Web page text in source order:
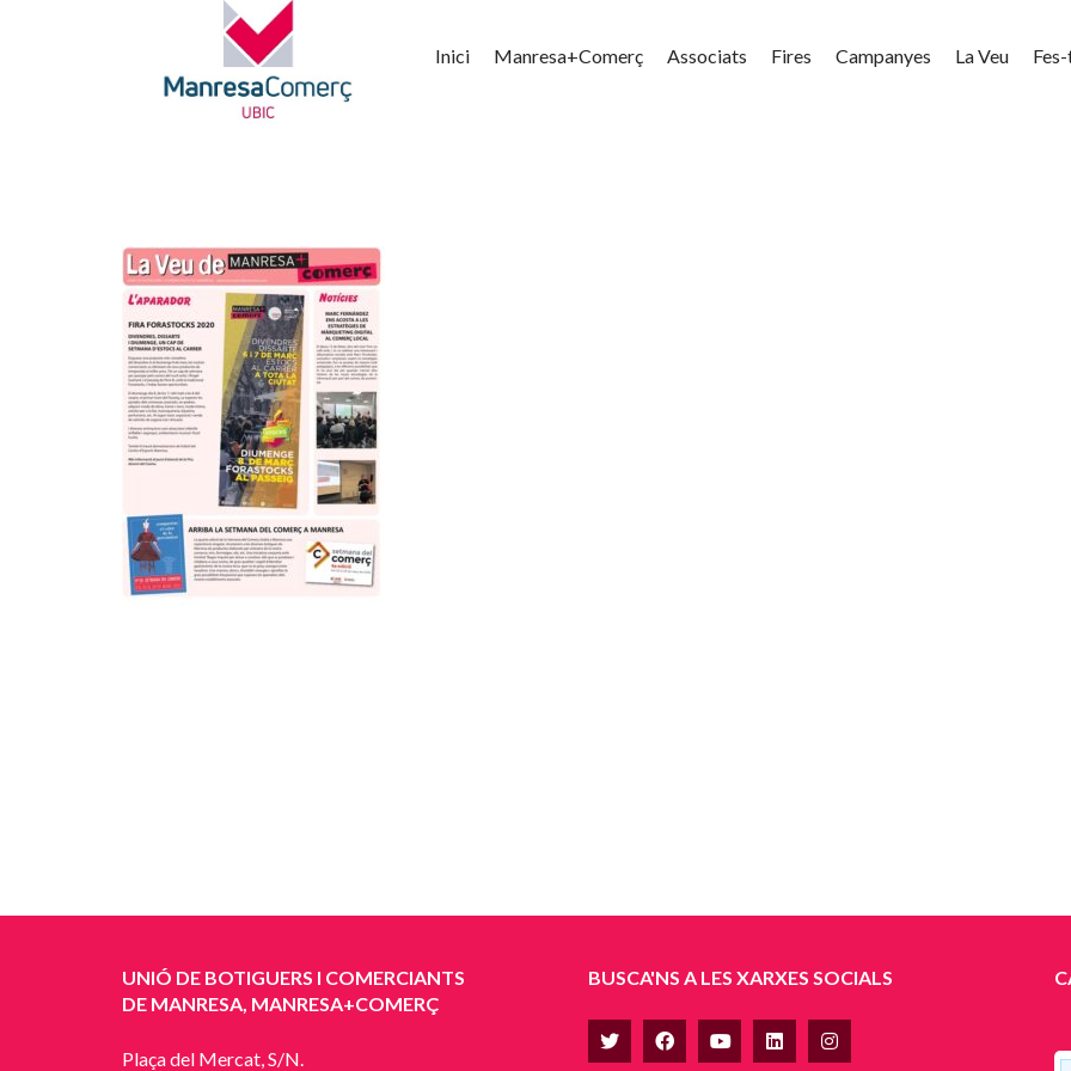
Inici Manresa+Comerç Associats Fires Campanyes La Veu
UNIÓ DE BOTIGUERS I COMERCIANTS
DE MANRESA, MANRESA+COMERÇ
Plaça del Mercat, S/N.
BUSCA'NS A LES XARXES SOCIALS